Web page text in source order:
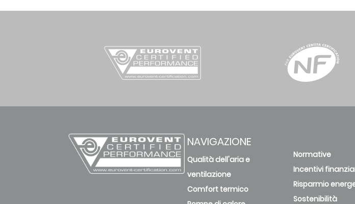
NAVIGAZIONE
Qualità dell'aria e
ventilazione
Comfort termico
Normative
Incentivi
Risparmio
Sostenibilità